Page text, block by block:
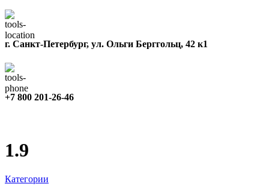
г. Санкт-Петербург, ул. Ольги Берггольц, 42 к1
+7 800 201-26-46
1.9
Категории